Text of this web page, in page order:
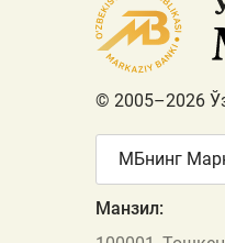
© 2005–2026
МБнинг
Манзил: